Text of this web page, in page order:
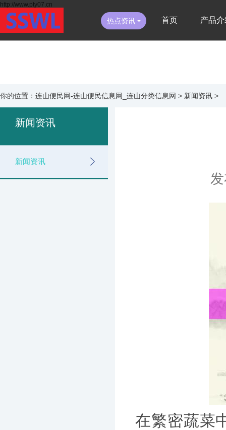
http://www.pty07.cn
热点资讯 首页 产品
你的位置： 连山便民网-连山便民信息网_连山分类信息网 > 新闻资讯 >
新闻资讯
新闻资讯
在繁密蔬菜